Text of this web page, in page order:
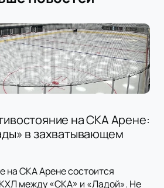
на СКА Арене:
в захватывающем
на СКА Арене состоится
между «СКА» и «Ладой». Не